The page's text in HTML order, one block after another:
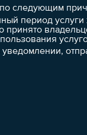
следующим
период услуги
уведомлении,